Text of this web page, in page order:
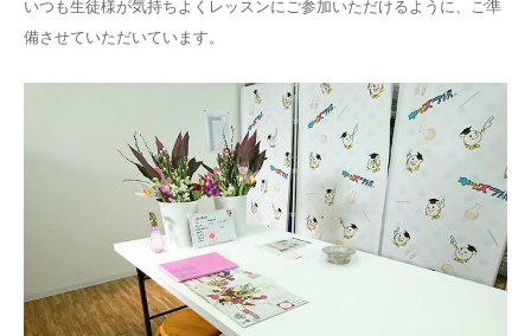
いつも生徒様が気持ちよくレッスンにご参加いただけるように、ご準
備させていただいています。